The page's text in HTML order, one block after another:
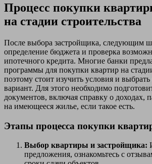
Процесс покупки
на стадии строительства
После выбора застройщика, следующим
определение бюджета и проверка
ипотечного кредита. Многие банки
программы для покупки квартир на
поэтому стоит изучить условия и
вариант. Для этого необходимо
документов, включая справку о доходах,
на имеющееся жилье, если такое есть.
Этапы процесса покупки
Выбор квартиры и застройщика:
предложения, ознакомьтесь с